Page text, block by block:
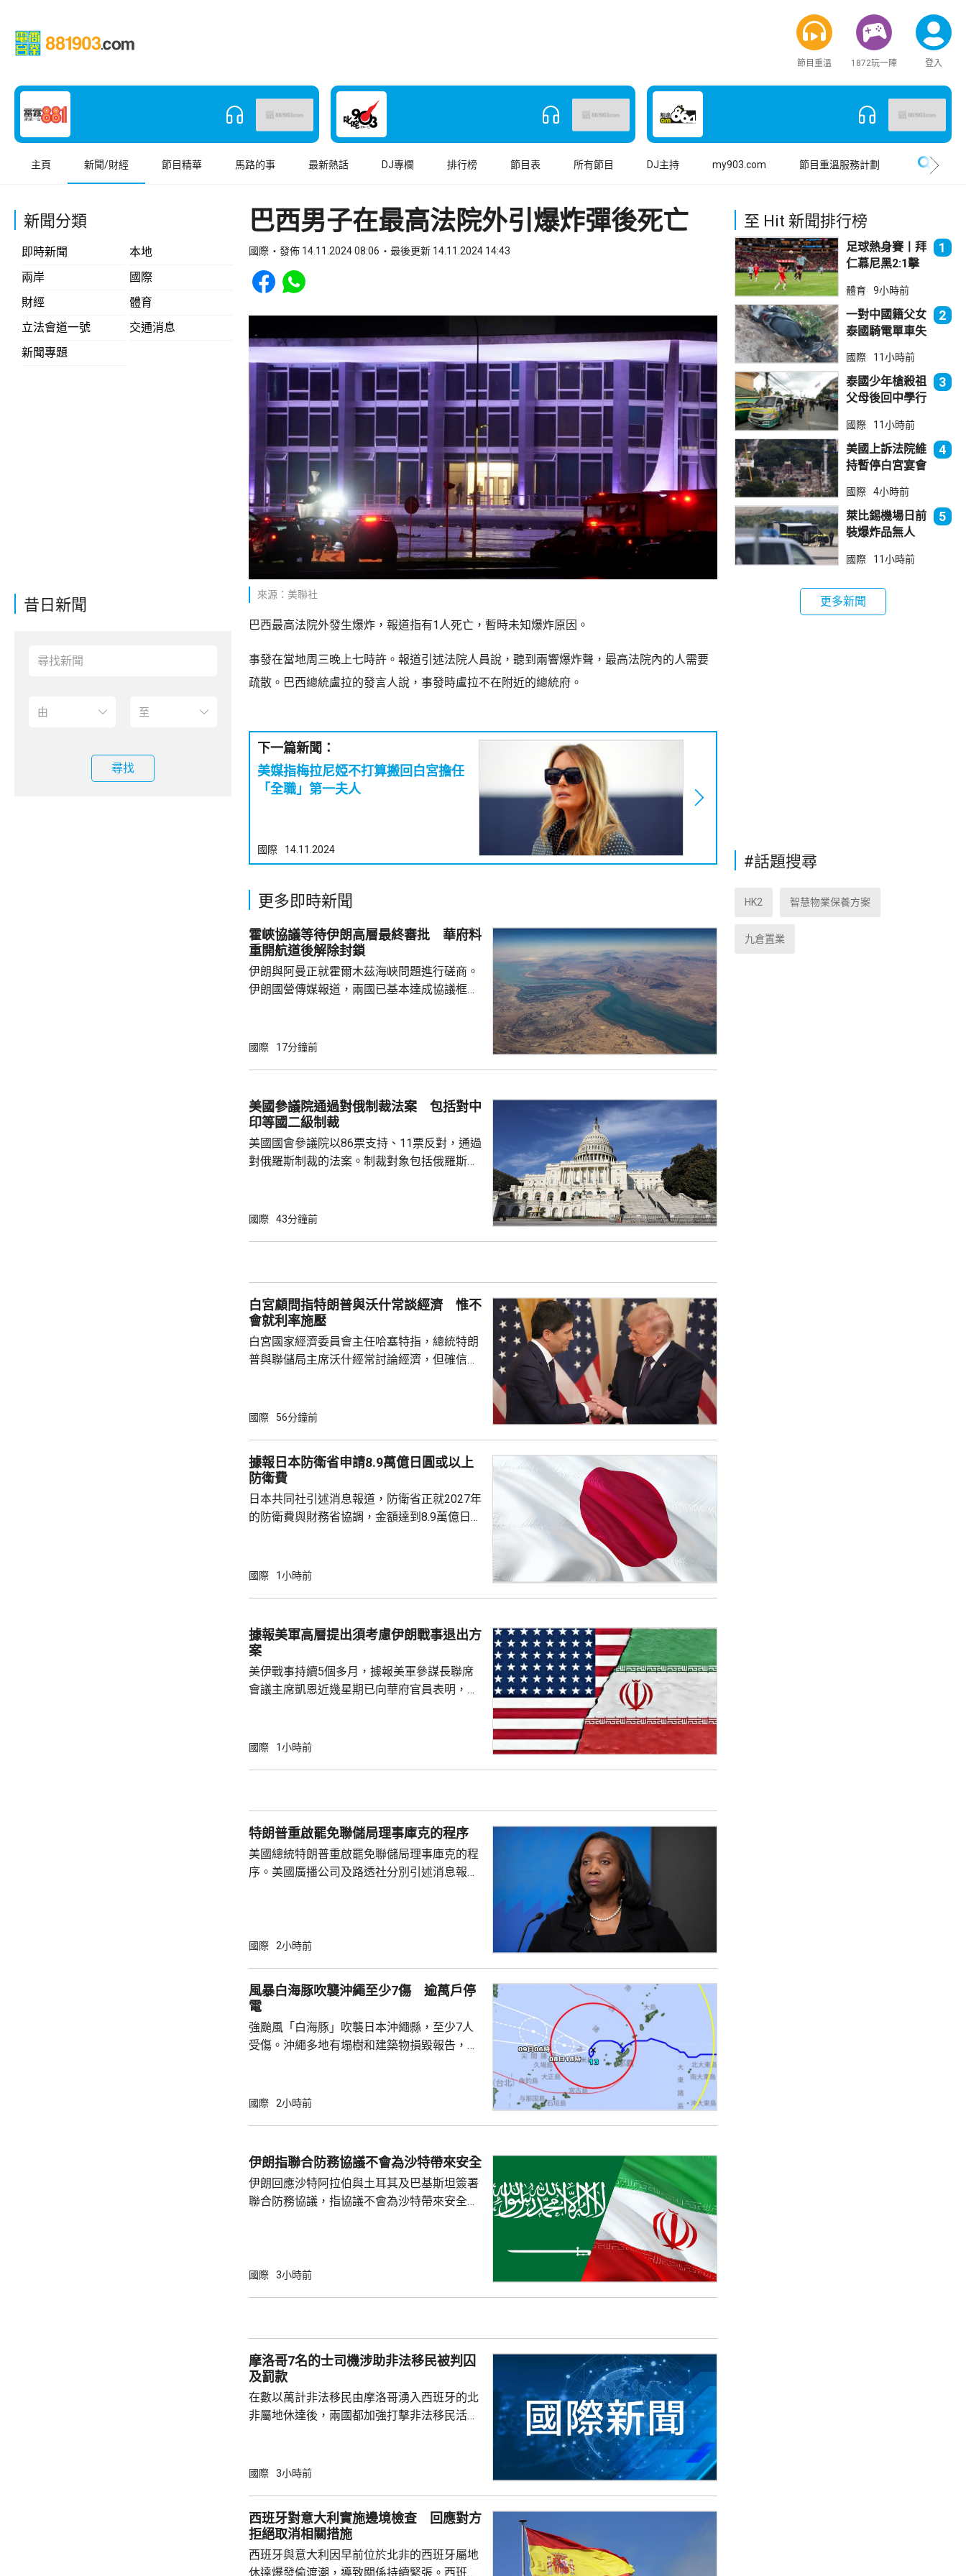
節目重溫 1872玩一陣 登入
主頁 新聞/財經 節目精華 馬路的事 最新熱話 DJ專欄 排行榜 節目表 所有節目 DJ主持 my903.com 節目重溫服務計劃
新聞分類
即時新聞
本地
兩岸
國際
財經
體育
立法會道一號
交通消息
新聞專題
昔日新聞
尋找
巴西男子在最高法院外引爆炸彈後死亡
國際 發佈 14.11.2024 08:06 最後更新 14.11.2024 14:43
Share to Facebook
Share to WhatsApp
來源：美聯社
巴西最高法院外發生爆炸，報道指有1人死亡，暫時未知爆炸原因。
事發在當地周三晚上七時許。報道引述法院人員說，聽到兩響爆炸聲，最高法院內的人需要
疏散。巴西總統盧拉的發言人說，事發時盧拉不在附近的總統府。
下一篇新聞：
美媒指梅拉尼婭不打算搬回白宮擔任
「全職」第一夫人
國際 14.11.2024
更多即時新聞
霍峽協議等待伊朗高層最終審批 華府料
重開航道後解除封鎖
伊朗與阿曼正就霍爾木茲海峽問題進行磋商。
伊朗國營傳媒報道，兩國已基本達成協議框
取得進展，可能於未來數日敲定協議，如果能
鎖；但官員重申，美國不會接受任何容許伊朗
向船隻收費，或以任何方式干擾船舶的協議。
國際 17分鐘前
美國參議院通過對俄制裁法案 包括對中
印等國二級制裁
美國國會參議院以86票支持、11票反對，通過
對俄羅斯制裁的法案。制裁對象包括俄羅斯總
徵收最高500%的關稅，以及對5個進口最多俄
決，獲通過後再交總統特朗普簽署生效。 烏克
蘭表示歡迎和感謝。總統澤連...
國際 43分鐘前
白宮顧問指特朗普與沃什常談經濟 惟不
會就利率施壓
白宮國家經濟委員會主任哈塞特指，總統特朗
普與聯儲局主席沃什經常討論經濟，但確信特
什和特朗普長期以來關係非常密切，一直會討
見，令外界質疑特朗普可能試圖影響聯儲局決
策。不過日程顯示，沃什6月沒與特朗普通話
或會談，只是與財長貝森特進行三次早餐
會，...
國際 56分鐘前
據報日本防衛省申請8.9萬億日圓或以上
防衛費
日本共同社引述消息報道，防衛省正就2027年
的防衛費與財務省協調，金額達到8.9萬億日
三份安保文件的修訂內容，實際數字可能會進
於應對新型作戰方式，包括大量採購攔截無人
機、為自衛隊指揮系統引入人工智能技術等。
預算的另一個重點，是部署用於...
國際 1小時前
據報美軍高層提出須考慮伊朗戰事退出方
案
美伊戰事持續5個多月，據報美軍參謀長聯席
會議主席凱恩近幾星期已向華府官員表明，單
果，認為美國必須有退出戰事的方案。 美國有
彈藥庫存大減，影響應對伊朗反擊的能力，凱
恩與部份華府官員都對特朗普提出，原訂上...
國際 1小時前
特朗普重啟罷免聯儲局理事庫克的程序
美國總統特朗普重啟罷免聯儲局理事庫克的程
序。美國廣播公司及路透社分別引述消息報
事的誠信產生質疑，因此特朗普正考慮撒銷她
何正當理由可以解除庫克的職務。 特朗普去年
8月底亦曾以欺詐抵押貸款為由，解除庫...
國際 2小時前
風暴白海豚吹襲沖繩至少7傷 逾萬戶停
電
強颱風「白海豚」吹襲日本沖繩縣，至少7人
受傷。沖繩多地有塌樹和建築物損毀報告，有
島縣奄美群島逾4萬戶停電。兩縣今日有300班
216公里，沖繩部分地區24小時雨量超過200
毫米，預計「白海豚」移動速度慢，對沖繩的
影響持續較長時間。
國際 2小時前
伊朗指聯合防務協議不會為沙特帶來安全
伊朗回應沙特阿拉伯與土耳其及巴基斯坦簽署
聯合防務協議，指協議不會為沙特帶來安全。
果改變政策，就不必向他人乞求安全。 自美國
國際 3小時前
摩洛哥7名的士司機涉助非法移民被判囚
及罰款
在數以萬計非法移民由摩洛哥湧入西班牙的北
非屬地休達後，兩國都加強打擊非法移民活
元。 摩洛哥法院公布，這7名司機的無許可證
工，他們在無律師辯護下，被裁定罪成。人權
組織表示，在休達爆發移民危機後，已有最少
111人被羈押候審，涉及攻擊公職人員和...
國際 3小時前
西班牙對意大利實施邊境檢查 回應對方
拒絕取消相關措施
西班牙與意大利因早前位於北非的西班牙屬地
休達爆發偷渡潮，導致關係持續緊張。西班牙
至 Hit 新聞排行榜
足球熱身賽丨拜
仁慕尼黑2:1擊
1
體育 9小時前
一對中國籍父女
泰國騎電單車失
傷
2
國際 11小時前
泰國少年槍殺祖
父母後回中學行
死23傷
3
國際 11小時前
美國上訴法院維
持暫停白宮宴會
4
國際 4小時前
萊比錫機場日前
裝爆炸品無人
發現再踢落
5
國際 11小時前
更多新聞
#話題搜尋
HK2 智慧物業保養方案
九倉置業